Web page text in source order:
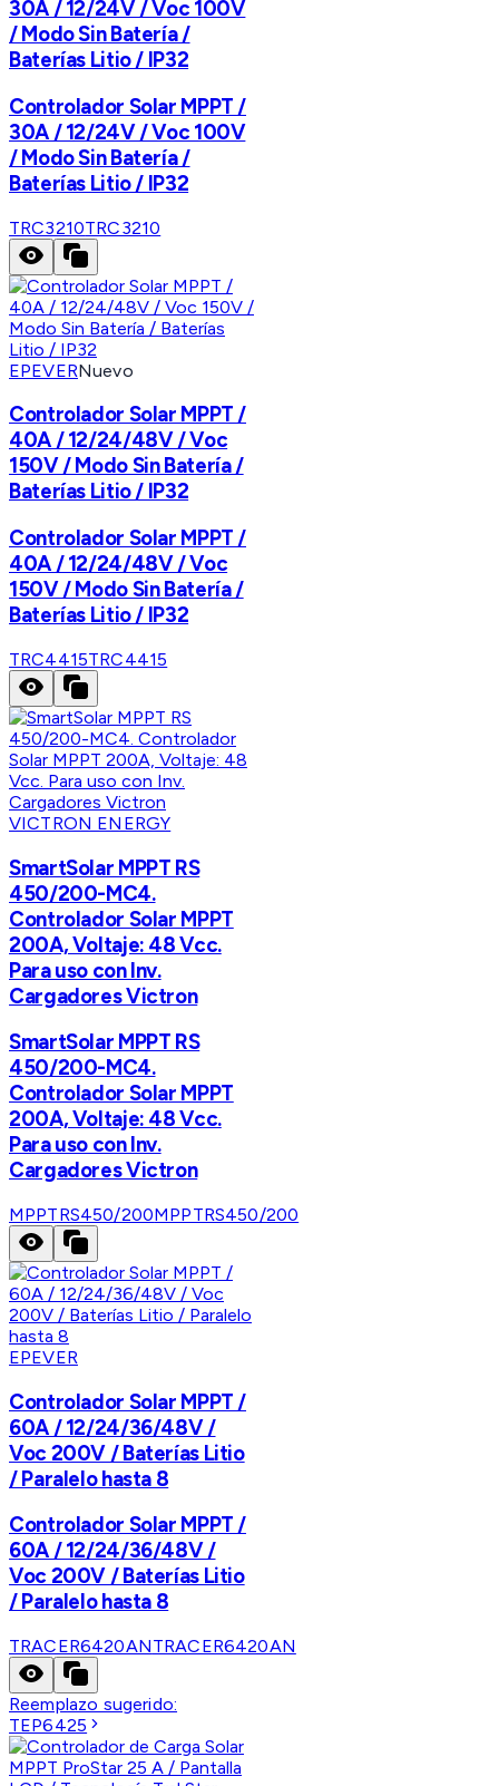
30A / 12/24V / Voc 100V
/ Modo Sin Batería /
Baterías Litio / IP32
Controlador Solar MPPT /
30A / 12/24V / Voc 100V
/ Modo Sin Batería /
Baterías Litio / IP32
TRC3210TRC3210
EPEVERNuevo
Controlador Solar MPPT /
40A / 12/24/48V / Voc
150V / Modo Sin Batería /
Baterías Litio / IP32
Controlador Solar MPPT /
40A / 12/24/48V / Voc
150V / Modo Sin Batería /
Baterías Litio / IP32
TRC4415TRC4415
VICTRON ENERGY
SmartSolar MPPT RS
450/200-MC4.
Controlador Solar MPPT
200A, Voltaje: 48 Vcc.
Para uso con Inv.
Cargadores Victron
SmartSolar MPPT RS
450/200-MC4.
Controlador Solar MPPT
200A, Voltaje: 48 Vcc.
Para uso con Inv.
Cargadores Victron
MPPTRS450/200MPPTRS450/200
EPEVER
Controlador Solar MPPT /
60A / 12/24/36/48V /
Voc 200V / Baterías Litio
/ Paralelo hasta 8
Controlador Solar MPPT /
60A / 12/24/36/48V /
Voc 200V / Baterías Litio
/ Paralelo hasta 8
TRACER6420ANTRACER6420AN
Reemplazo sugerido:
TEP6425